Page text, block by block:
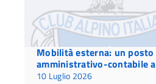
Mobilità esterna: un
amministrativo-contabile
10 Luglio 2026